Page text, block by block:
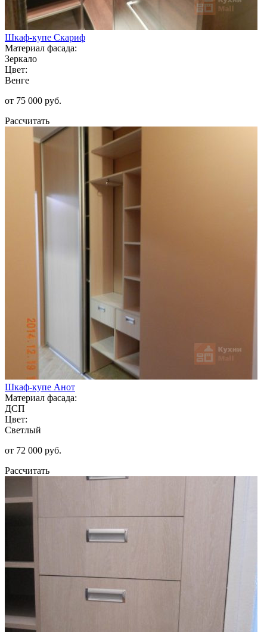
Шкаф-купе Скариф
Материал фасада:
Зеркало
Цвет:
Венге
от 75 000 руб.
Рассчитать
Шкаф-купе Анот
Материал фасада:
ДСП
Цвет:
Светлый
от 72 000 руб.
Рассчитать